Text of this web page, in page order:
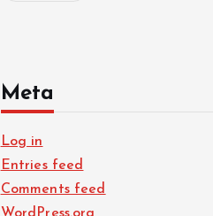
Meta
Log in
Entries feed
Comments feed